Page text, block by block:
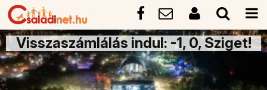
Visszaszámlálás indul: -1, 0, Sziget!